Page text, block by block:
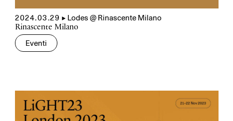
2024.03.29 ▲ Lodes @ Rinascente Milano
Rinascente Milano
Eventi